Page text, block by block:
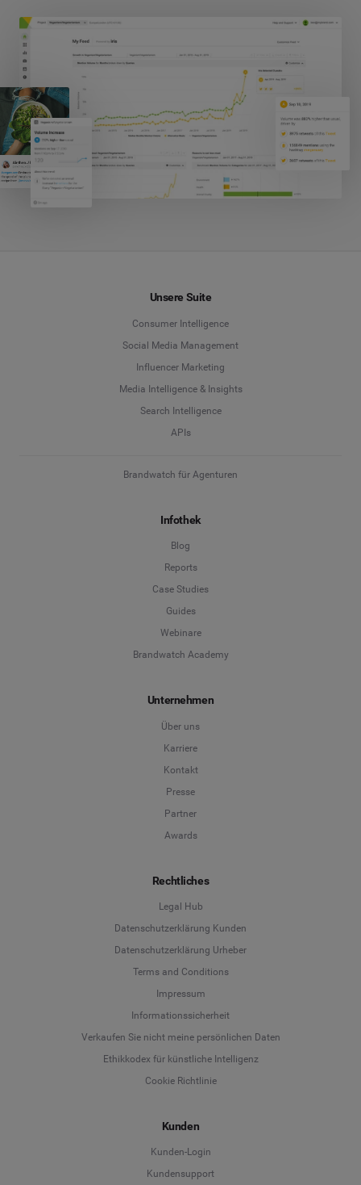
Unsere Suite
Consumer Intelligence
Social Media Management
Influencer Marketing
Media Intelligence & Insights
Search Intelligence
APIs
Brandwatch für Agenturen
Infothek
Blog
Reports
Case Studies
Guides
Webinare
Brandwatch Academy
Unternehmen
Über uns
Karriere
Kontakt
Presse
Partner
Awards
Rechtliches
Legal Hub
Datenschutzerklärung Kunden
Datenschutzerklärung Urheber
Terms and Conditions
Impressum
Informationssicherheit
Verkaufen Sie nicht meine persönlichen Daten
Ethikkodex für künstliche Intelligenz
Cookie Richtlinie
Kunden
Kunden-Login
Kundensupport
Deutsch
English